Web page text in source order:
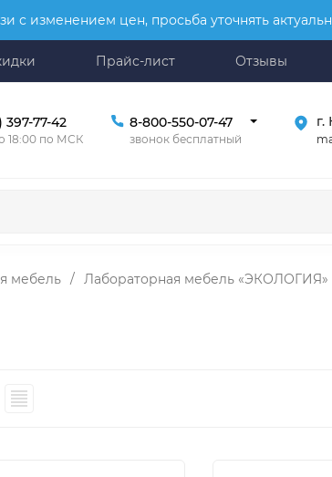
с изменением цен, просьба уточнять
Прайс-лист Отзывы
397-77-42
18:00 по МСК
8-800-550-07-47
звонок бесплатный
г.
мебель / Лабораторная мебель «ЭКОЛОГИЯ»